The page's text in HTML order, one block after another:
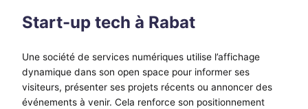
Start-up tech à Rabat
Une société de services numériques utilise l’affichage
dynamique dans son open space pour informer ses
visiteurs, présenter ses projets récents ou annoncer des
événements à venir. Cela renforce son positionnement